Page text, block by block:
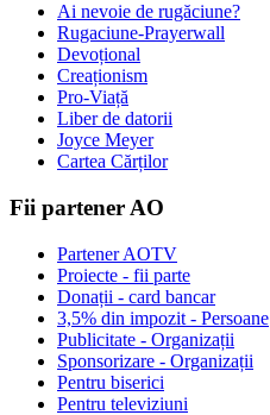
Ai nevoie de rugăciune?
Rugaciune-Prayerwall
Devoțional
Creaționism
Pro-Viață
Liber de datorii
Joyce Meyer
Cartea Cărților
Fii partener AO
Partener AOTV
Proiecte - fii parte
Donații - card bancar
3,5% din impozit - Persoane
Publicitate - Organizații
Sponsorizare - Organizații
Pentru biserici
Pentru televiziuni